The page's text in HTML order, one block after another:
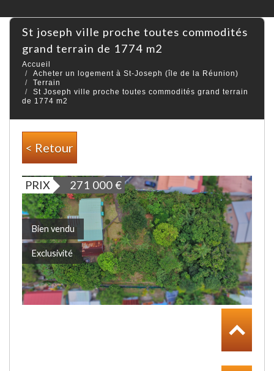
st joseph ville proche toutes commodités
grand terrain de 1774 m2
Accueil
Acheter un logement à St-Joseph (île de la Réunion)
Terrain
St Joseph ville proche toutes commodités grand terrain
de 1774 m2
< Retour
PRIX 271 000€
Bien vendu
Exclusivité